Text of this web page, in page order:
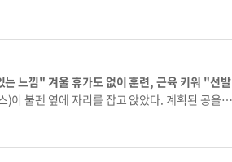
프란시스코에 승리를 안겼다.
느낌" 겨울 휴가도 없이 훈련, 근육 키워 "선발
입단했을 때부터 롤모델로 삼았던 선수가 바
쇼가 불